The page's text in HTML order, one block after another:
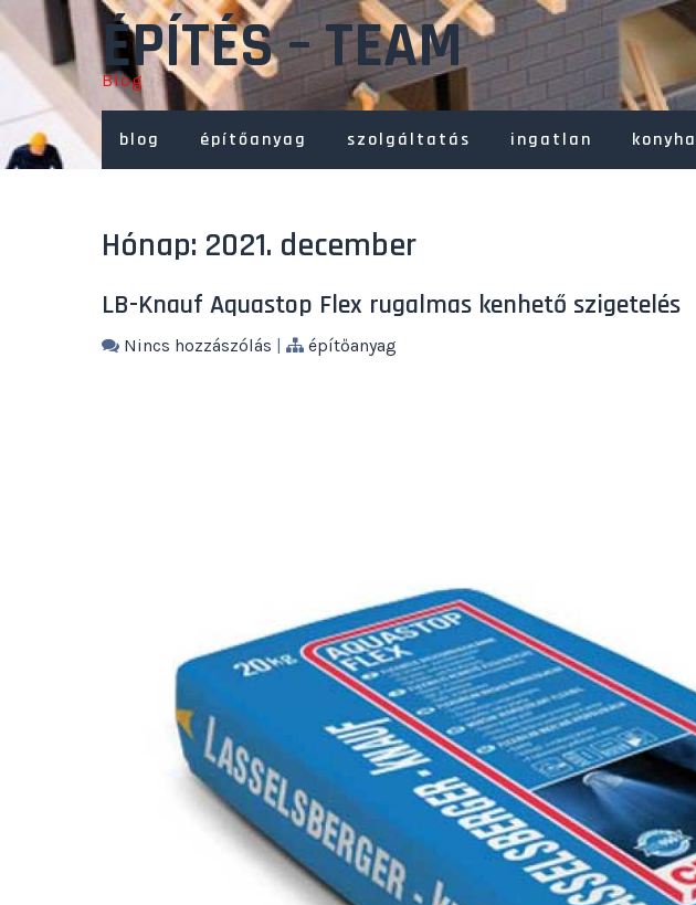
Skip
content
ÉPÍTÉS – TEAM
Blog
blog építőanyag szolgáltatás ingatlan konyha
Hónap: 2021. december
LB-Knauf Aquastop Flex rugalmas kenhető szigetelés
Nincs hozzászólás | építőanyag